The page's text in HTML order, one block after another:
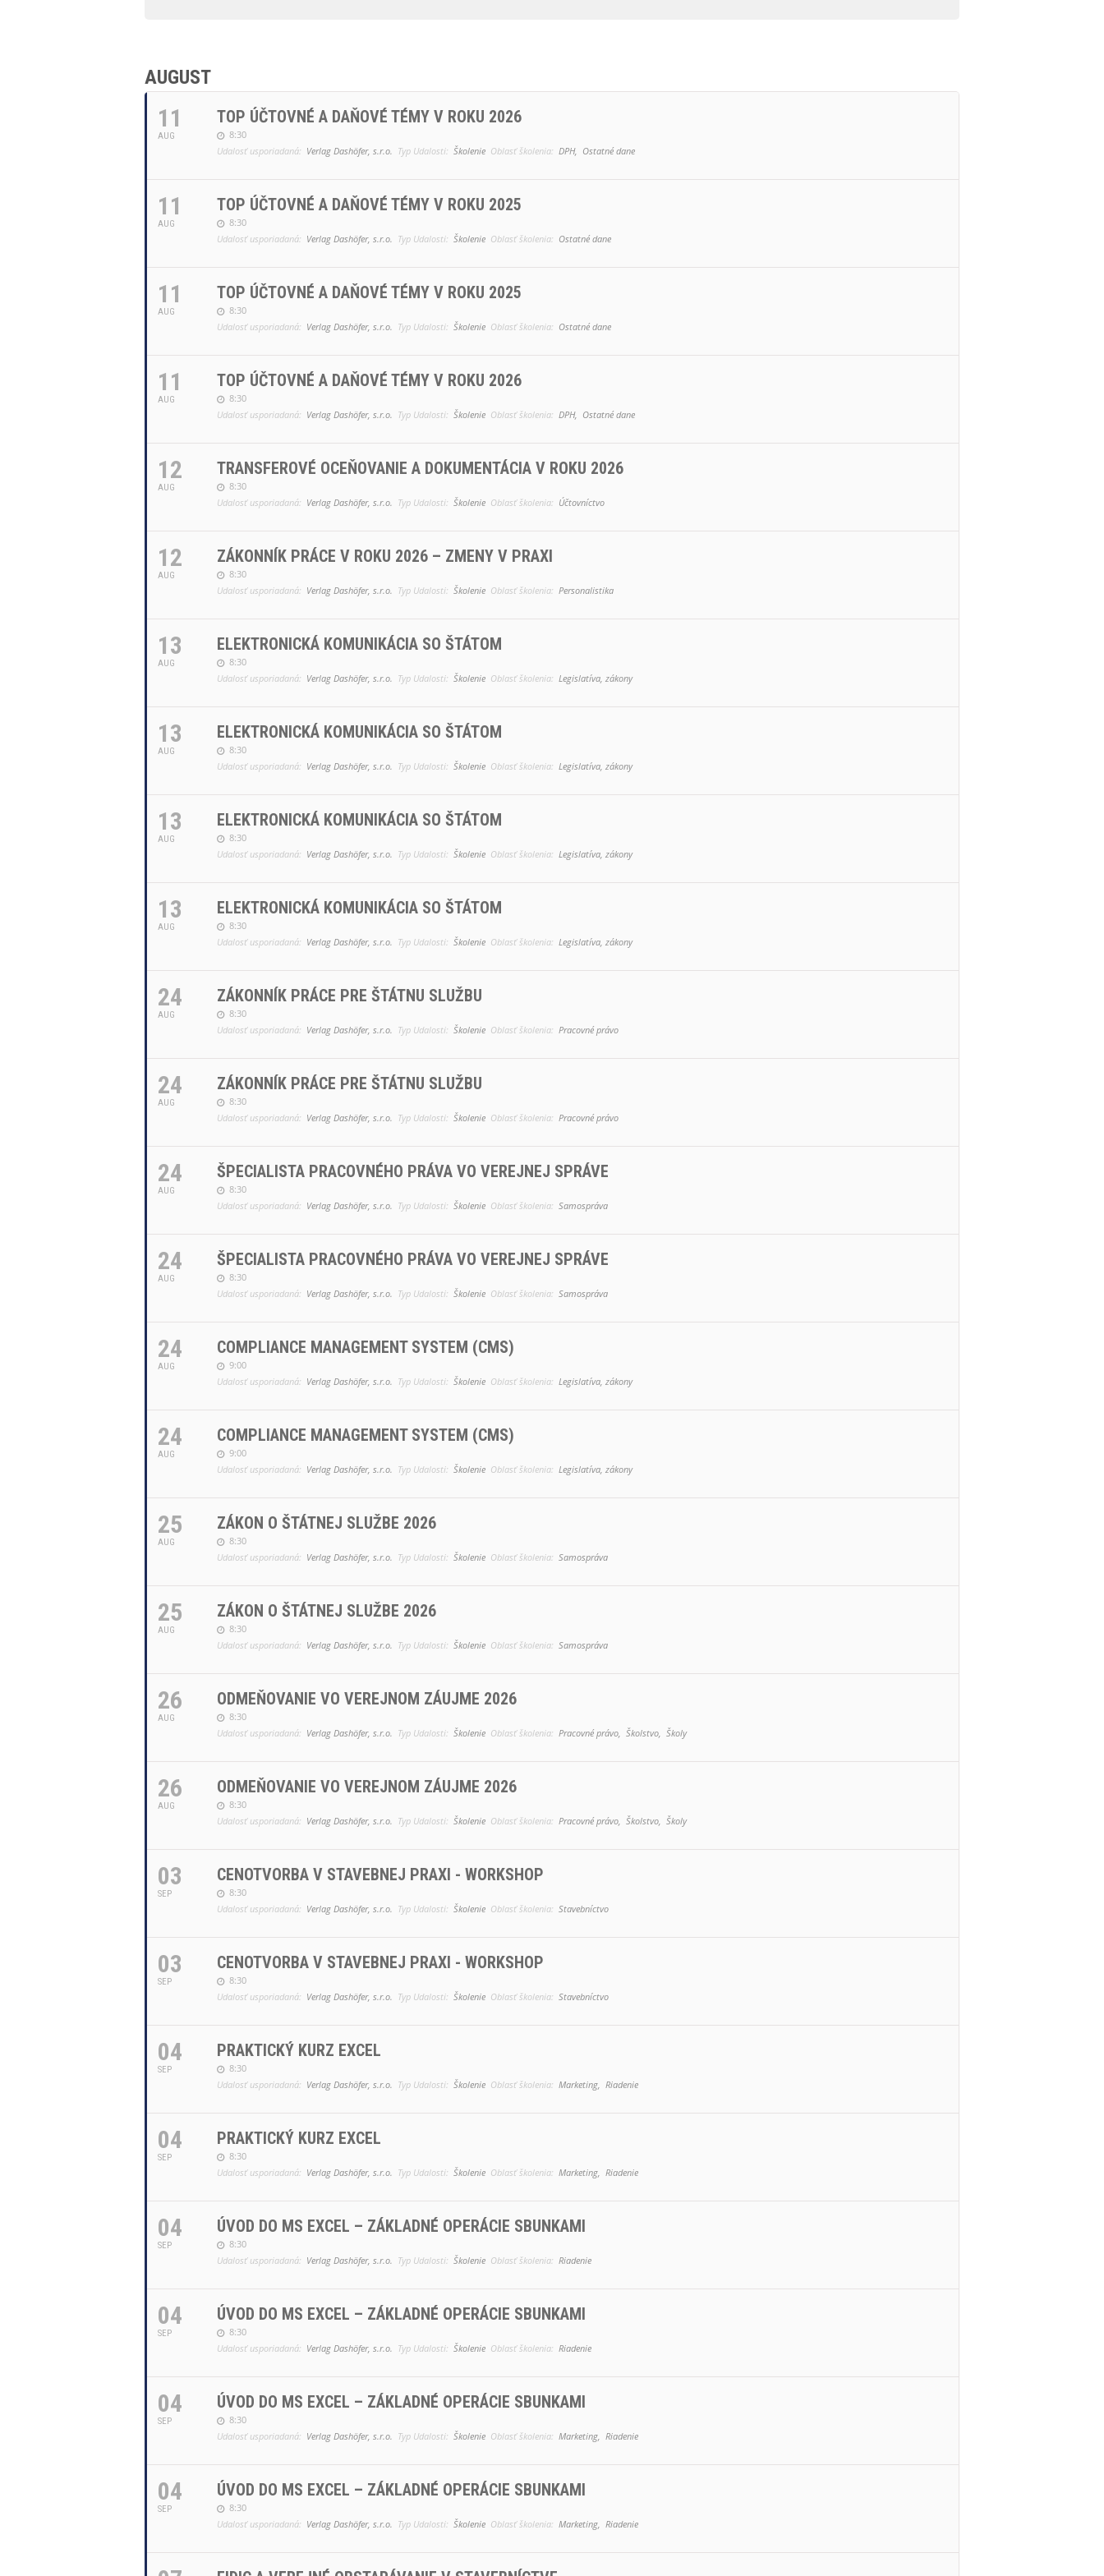
AUGUST
11
AUG
TOP ÚČTOVNÉ A DAŇOVÉ TÉMY V ROKU 2026
8:30
Udalosť usporiadaná: Verlag Dashöfer, s.r.o. Typ Udalosti: Školenie Oblasť školenia: DPH, Ostatné dane
11
AUG
TOP ÚČTOVNÉ A DAŇOVÉ TÉMY V ROKU 2025
8:30
Udalosť usporiadaná: Verlag Dashöfer, s.r.o. Typ Udalosti: Školenie Oblasť školenia: Ostatné dane
11
AUG
TOP ÚČTOVNÉ A DAŇOVÉ TÉMY V ROKU 2025
8:30
Udalosť usporiadaná: Verlag Dashöfer, s.r.o. Typ Udalosti: Školenie Oblasť školenia: Ostatné dane
11
AUG
TOP ÚČTOVNÉ A DAŇOVÉ TÉMY V ROKU 2026
8:30
Udalosť usporiadaná: Verlag Dashöfer, s.r.o. Typ Udalosti: Školenie Oblasť školenia: DPH, Ostatné dane
12
AUG
TRANSFEROVÉ OCEŇOVANIE A DOKUMENTÁCIA V ROKU 2026
8:30
Udalosť usporiadaná: Verlag Dashöfer, s.r.o. Typ Udalosti: Školenie Oblasť školenia: Účtovníctvo
12
AUG
ZÁKONNÍK PRÁCE V ROKU 2026 – ZMENY V PRAXI
8:30
Udalosť usporiadaná: Verlag Dashöfer, s.r.o. Typ Udalosti: Školenie Oblasť školenia: Personalistika
13
AUG
ELEKTRONICKÁ KOMUNIKÁCIA SO ŠTÁTOM
8:30
Udalosť usporiadaná: Verlag Dashöfer, s.r.o. Typ Udalosti: Školenie Oblasť školenia: Legislatíva, zákony
13
AUG
ELEKTRONICKÁ KOMUNIKÁCIA SO ŠTÁTOM
8:30
Udalosť usporiadaná: Verlag Dashöfer, s.r.o. Typ Udalosti: Školenie Oblasť školenia: Legislatíva, zákony
13
AUG
ELEKTRONICKÁ KOMUNIKÁCIA SO ŠTÁTOM
8:30
Udalosť usporiadaná: Verlag Dashöfer, s.r.o. Typ Udalosti: Školenie Oblasť školenia: Legislatíva, zákony
13
AUG
ELEKTRONICKÁ KOMUNIKÁCIA SO ŠTÁTOM
8:30
Udalosť usporiadaná: Verlag Dashöfer, s.r.o. Typ Udalosti: Školenie Oblasť školenia: Legislatíva, zákony
24
AUG
ZÁKONNÍK PRÁCE PRE ŠTÁTNU SLUŽBU
8:30
Udalosť usporiadaná: Verlag Dashöfer, s.r.o. Typ Udalosti: Školenie Oblasť školenia: Pracovné právo
24
AUG
ZÁKONNÍK PRÁCE PRE ŠTÁTNU SLUŽBU
8:30
Udalosť usporiadaná: Verlag Dashöfer, s.r.o. Typ Udalosti: Školenie Oblasť školenia: Pracovné právo
24
AUG
ŠPECIALISTA PRACOVNÉHO PRÁVA VO VEREJNEJ SPRÁVE
8:30
Udalosť usporiadaná: Verlag Dashöfer, s.r.o. Typ Udalosti: Školenie Oblasť školenia: Samospráva
24
AUG
ŠPECIALISTA PRACOVNÉHO PRÁVA VO VEREJNEJ SPRÁVE
8:30
Udalosť usporiadaná: Verlag Dashöfer, s.r.o. Typ Udalosti: Školenie Oblasť školenia: Samospráva
24
AUG
COMPLIANCE MANAGEMENT SYSTEM (CMS)
9:00
Udalosť usporiadaná: Verlag Dashöfer, s.r.o. Typ Udalosti: Školenie Oblasť školenia: Legislatíva, zákony
24
AUG
COMPLIANCE MANAGEMENT SYSTEM (CMS)
9:00
Udalosť usporiadaná: Verlag Dashöfer, s.r.o. Typ Udalosti: Školenie Oblasť školenia: Legislatíva, zákony
25
AUG
ZÁKON O ŠTÁTNEJ SLUŽBE 2026
8:30
Udalosť usporiadaná: Verlag Dashöfer, s.r.o. Typ Udalosti: Školenie Oblasť školenia: Samospráva
25
AUG
ZÁKON O ŠTÁTNEJ SLUŽBE 2026
8:30
Udalosť usporiadaná: Verlag Dashöfer, s.r.o. Typ Udalosti: Školenie Oblasť školenia: Samospráva
26
AUG
ODMEŇOVANIE VO VEREJNOM ZÁUJME 2026
8:30
Udalosť usporiadaná: Verlag Dashöfer, s.r.o. Typ Udalosti: Školenie Oblasť školenia: Pracovné právo, Školstvo, Školy
26
AUG
ODMEŇOVANIE VO VEREJNOM ZÁUJME 2026
8:30
Udalosť usporiadaná: Verlag Dashöfer, s.r.o. Typ Udalosti: Školenie Oblasť školenia: Pracovné právo, Školstvo, Školy
03
SEP
CENOTVORBA V STAVEBNEJ PRAXI - WORKSHOP
8:30
Udalosť usporiadaná: Verlag Dashöfer, s.r.o. Typ Udalosti: Školenie Oblasť školenia: Stavebníctvo
03
SEP
CENOTVORBA V STAVEBNEJ PRAXI - WORKSHOP
8:30
Udalosť usporiadaná: Verlag Dashöfer, s.r.o. Typ Udalosti: Školenie Oblasť školenia: Stavebníctvo
04
SEP
PRAKTICKÝ KURZ EXCEL
8:30
Udalosť usporiadaná: Verlag Dashöfer, s.r.o. Typ Udalosti: Školenie Oblasť školenia: Marketing, Riadenie
04
SEP
PRAKTICKÝ KURZ EXCEL
8:30
Udalosť usporiadaná: Verlag Dashöfer, s.r.o. Typ Udalosti: Školenie Oblasť školenia: Marketing, Riadenie
04
SEP
ÚVOD DO MS EXCEL – ZÁKLADNÉ OPERÁCIE SBUNKAMI
8:30
Udalosť usporiadaná: Verlag Dashöfer, s.r.o. Typ Udalosti: Školenie Oblasť školenia: Riadenie
04
SEP
ÚVOD DO MS EXCEL – ZÁKLADNÉ OPERÁCIE SBUNKAMI
8:30
Udalosť usporiadaná: Verlag Dashöfer, s.r.o. Typ Udalosti: Školenie Oblasť školenia: Riadenie
04
SEP
ÚVOD DO MS EXCEL – ZÁKLADNÉ OPERÁCIE SBUNKAMI
8:30
Udalosť usporiadaná: Verlag Dashöfer, s.r.o. Typ Udalosti: Školenie Oblasť školenia: Marketing, Riadenie
04
SEP
ÚVOD DO MS EXCEL – ZÁKLADNÉ OPERÁCIE SBUNKAMI
8:30
Udalosť usporiadaná: Verlag Dashöfer, s.r.o. Typ Udalosti: Školenie Oblasť školenia: Marketing, Riadenie